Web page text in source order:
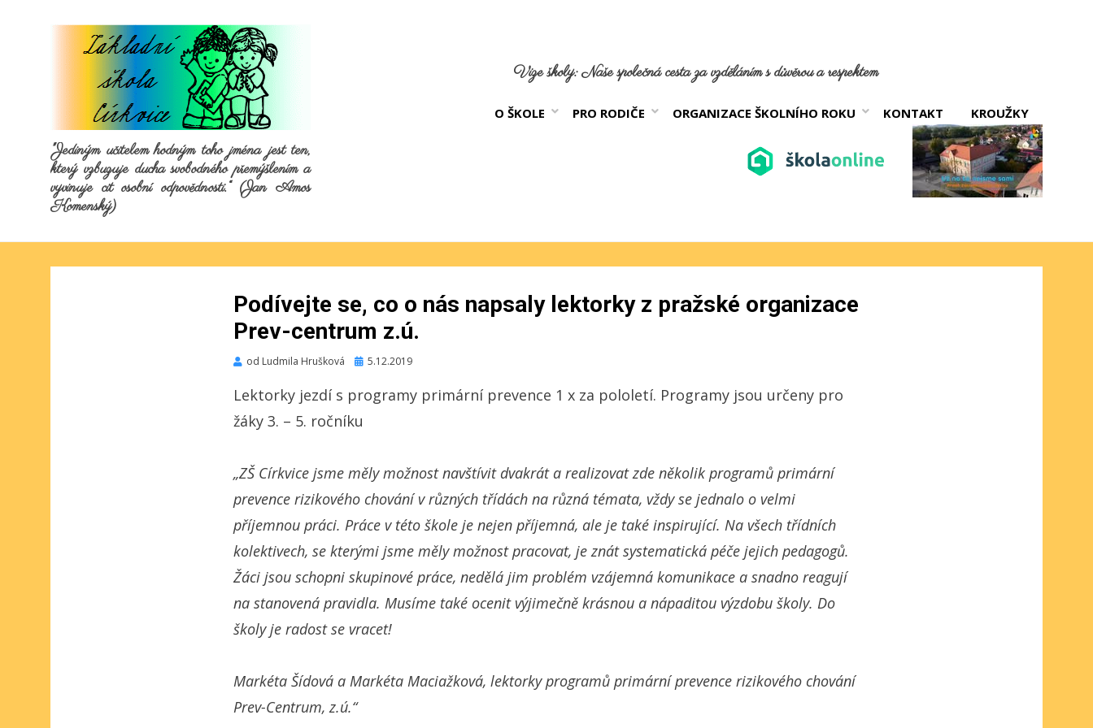
"Jediným učitelem hodným toho jména jest ten,
který vzbuzuje ducha svobodného přemýšlením a
vyvinuje cit osobní odpovědnosti.“ (Jan Amos
Komenský)
Vize školy: Naše společná cesta za vzděláním s důvěrou a respektem
O ŠKOLE PRO RODIČE ORGANIZACE ŠKOLNÍHO ROKU KONTAKT KROUŽKY
Podívejte se, co o nás napsaly lektorky z pražské organizace
Prev-centrum z.ú.
od Ludmila Hrušková Publikováno
5.12.2019
Lektorky jezdí s programy primární prevence 1 x za pololetí. Programy jsou určeny pro
žáky 3. – 5. ročníku
„ZŠ Církvice jsme měly možnost navštívit dvakrát a realizovat zde několik programů primární
prevence rizikového chování v různých třídách na různá témata, vždy se jednalo o velmi
příjemnou práci. Práce v této škole je nejen příjemná, ale je také inspirující. Na všech třídních
kolektivech, se kterými jsme měly možnost pracovat, je znát systematická péče jejich pedagogů.
Žáci jsou schopni skupinové práce, nedělá jim problém vzájemná komunikace a snadno reagují
na stanovená pravidla. Musíme také ocenit výjimečně krásnou a nápaditou výzdobu školy. Do
školy je radost se vracet!
Markéta Šídová a Markéta Maciažková, lektorky programů primární prevence rizikového chování
Prev-Centrum, z.ú.“